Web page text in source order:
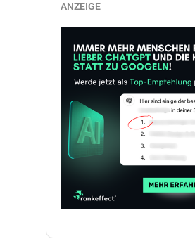
ANZEIGE